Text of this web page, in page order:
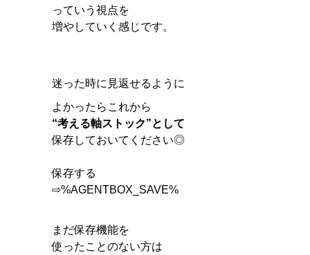
っていう視点を
増やしていく感じです。
迷った時に見返せるように
よかったらこれから
“考える軸ストック”として
保存しておいてください◎
保存する
⇨%AGENTBOX_SAVE%
まだ保存機能を
使ったことのない方は